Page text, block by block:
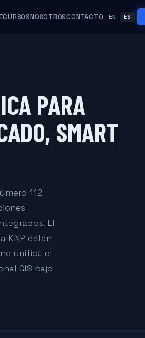
NOSOTROSCONTACTO EN ES
PARA
SMART
112
El
KNP están
unifica el
GIS bajo